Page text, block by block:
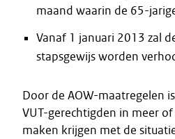
maand waarin de 65-
Vanaf 1 januari 2013 zal
stapsgewijs worden
Door de AOW-maatregelen
VUT-gerechtigden in meer
maken krijgen met de